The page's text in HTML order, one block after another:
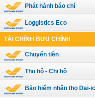
Phát hành báo chí
Loggistics Eco
TÀI CHÍNH BƯU CHÍNH
Chuyển tiền
Thu hộ - Chi hộ
Bảo hiểm nhân thọ Dai-